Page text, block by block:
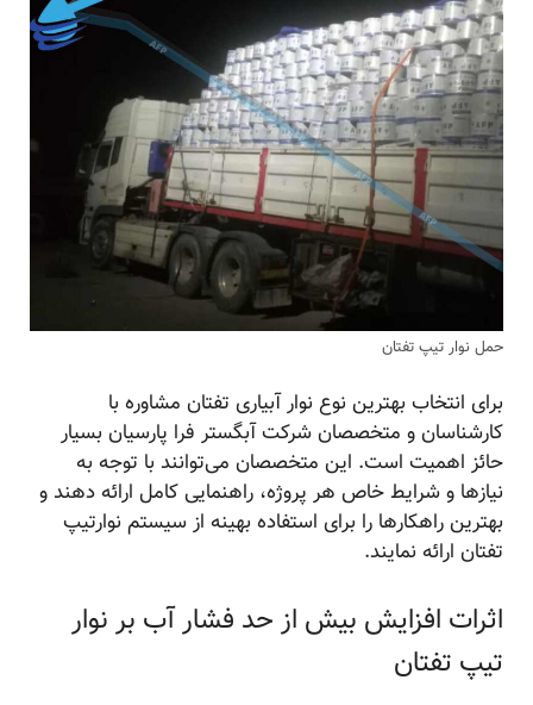
حمل نوار تیپ تفتان
برای انتخاب بهترین نوع نوار آبیاری تفتان مشاوره با
کارشناسان و متخصصان شرکت آبگستر فرا پارسیان بسیار
حائز اهمیت است. این متخصصان می‌توانند با توجه به
نیازها و شرایط خاص هر پروژه، راهنمایی کامل ارائه دهند و
بهترین راهکارها را برای استفاده بهینه از سیستم نوارتیپ
تفتان ارائه نمایند.
اثرات افزایش بیش از حد فشار آب بر نوار
تیپ تفتان